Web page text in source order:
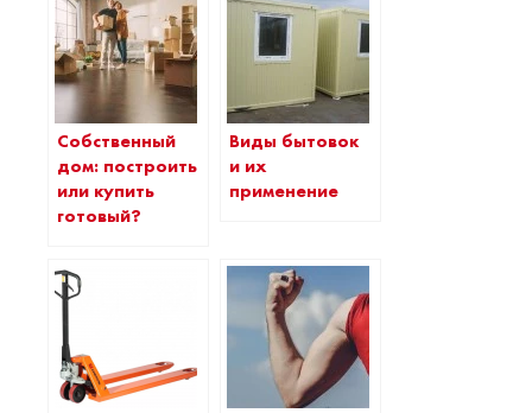
Собственный
дом: построить
или купить
готовый?
Виды бытовок
и их
применение